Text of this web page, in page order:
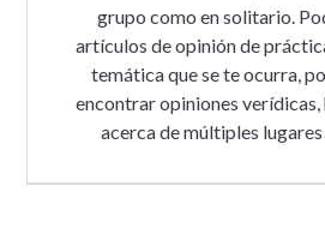
grupo como en solitario.
artículos de opinión de
temática que se te ocurra,
encontrar opiniones verídicas,
acerca de múltiples